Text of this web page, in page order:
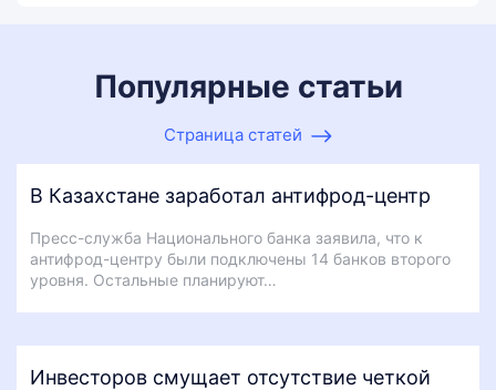
Популярные статьи
Страница статей
В Казахстане заработал антифрод-центр
Пресс-служба Национального банка заявила, что к
антифрод-центру были подключены 14 банков второго
уровня. Остальные планируют…
Инвесторов смущает отсутствие четкой